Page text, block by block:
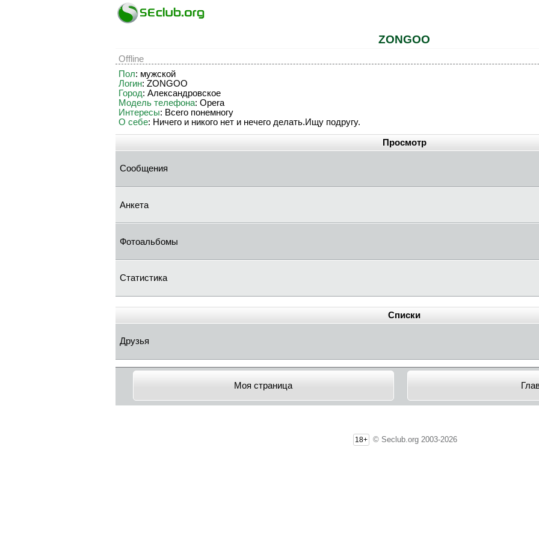
ZONGOO
Offline
Пол: мужской
Логин: ZONGOO
Город: Александровское
Модель телефона: Opera
Интересы: Всего понемногу
О себе: Ничего и никого нет и нечего делать.Ищу подругу.
Просмотр
Сообщения
Анкета
Фотоальбомы
Статистика
Списки
Друзья
Моя страница
18+ © Seclub.org 2003-2026